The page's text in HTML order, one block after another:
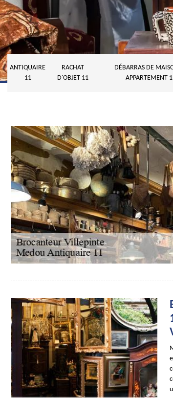
ANTIQUAIRE
11
RACHAT
D'OBJET 11
DÉBARRAS DE
APPARTEMENT